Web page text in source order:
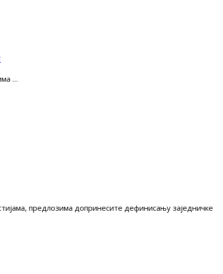
…
предлозима допринесите дефинисању заједничке